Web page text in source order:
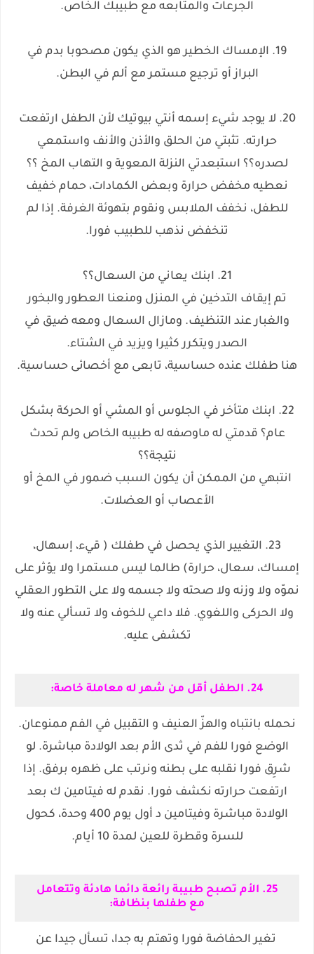
الجرعات والمتابعه مع طبيبك الخاص.
19. الإمساك الخطير هو الذي يكون مصحوبا بدم في
البراز أو ترجيع مستمر مع ألم في البطن.
20. لا يوجد شيء إسمه أنتي بيوتيك لأن الطفل ارتفعت
حرارته. تثبتي من الحلق والأذن والأنف واستمعي
لصدره؟؟ استبعدتي النزلة المعوية و التهاب المخ ؟؟
نعطيه مخفض حرارة وبعض الكمادات، حمام خفيف
للطفل، نخفف الملابس ونقوم بتهوئة الغرفة. إذا لم
تنخفض نذهب للطبيب فورا.
21. ابنك يعاني من السعال؟؟
تم إيقاف التدخين في المنزل ومنعنا العطور والبخور
والغبار عند التنظيف. ومازال السعال ومعه ضيق في
الصدر ويتكرر كثيرا ويزيد في الشتاء.
هنا طفلك عنده حساسية، تابعى مع أخصائى حساسية.
22. ابنك متأخر في الجلوس أو المشي أو الحركة بشكل
عام؟ قدمتي له ماوصفه له طبيبه الخاص ولم تحدث
نتيجة؟؟
انتبهي من الممكن أن يكون السبب ضمور في المخ أو
الأعصاب أو العضلات.
23. التغيير الذي يحصل في طفلك ( قيء، إسهال،
إمساك، سعال، حرارة) طالما ليس مستمرا ولا يؤثر على
نموّه ولا وزنه ولا صحته ولا جسمه ولا على التطور العقلي
ولا الحركى واللغوي. فلا داعي للخوف ولا تسألي عنه ولا
تكشفى عليه.
24. الطفل أقل من شهر له معاملة خاصة:
نحمله بانتباه والهزّ العنيف و التقبيل في الفم ممنوعان.
الوضع فورا للفم في ثدى الأم بعد الولادة مباشرة. لو
شرِق فورا نقلبه على بطنه ونرتب على ظهره برفق. إذا
ارتفعت حرارته نكشف فورا. نقدم له فيتامين ك بعد
الولادة مباشرة وفيتامين د أول يوم 400 وحدة، كحول
للسرة وقطرة للعين لمدة 10 أيام.
25. الأم تصبح طبيبة رائعة دائما هادئة وتتعامل
مع طفلها بنظافة:
تغير الحفاضة فورا وتهتم به جدا، تسأل جيدا عن